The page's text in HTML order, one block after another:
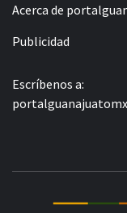
Acerca de
Publicidad
Escríbenos a: